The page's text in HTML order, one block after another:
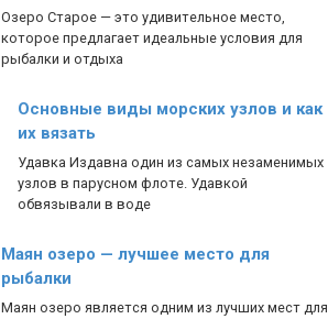
Озеро Старое — это удивительное место,
которое предлагает идеальные условия для
рыбалки и отдыха
Основные виды морских узлов и как
их вязать
Удавка Издавна один из самых незаменимых
узлов в парусном флоте. Удавкой
обвязывали в воде
Маян озеро — лучшее место для
рыбалки
Маян озеро является одним из лучших мест для